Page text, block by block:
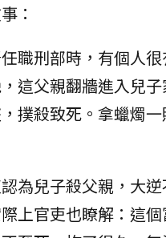
：
職刑部時，有個人
這父親翻牆進入兒
撲殺致死。拿蠟燭
為兒子殺父親，大
上官吏也瞭解：這